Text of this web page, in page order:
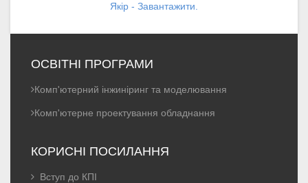
Якір - Завантажити.
ОСВІТНІ ПРОГРАМИ
Комп'ютерний інжиніринг та моделювання
Комп'ютерне проектування обладнання
КОРИСНІ ПОСИЛАННЯ
Вступ до КПІ